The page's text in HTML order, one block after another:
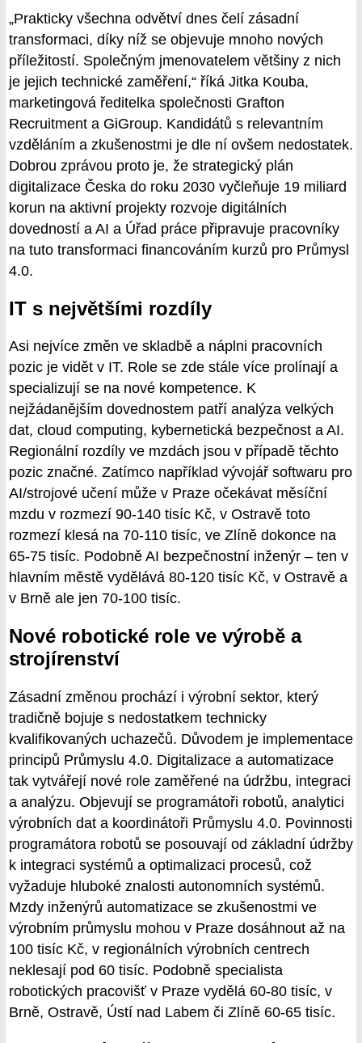
„Prakticky všechna odvětví dnes čelí zásadní
transformaci, díky níž se objevuje mnoho nových
příležitostí. Společným jmenovatelem většiny z nich
je jejich technické zaměření,“ říká Jitka Kouba,
marketingová ředitelka společnosti Grafton
Recruitment a GiGroup. Kandidátů s relevantním
vzděláním a zkušenostmi je dle ní ovšem nedostatek.
Dobrou zprávou proto je, že strategický plán
digitalizace Česka do roku 2030 vyčleňuje 19 miliard
korun na aktivní projekty rozvoje digitálních
dovedností a AI a Úřad práce připravuje pracovníky
na tuto transformaci financováním kurzů pro Průmysl
4.0.
IT s největšími rozdíly
Asi nejvíce změn ve skladbě a náplni pracovních
pozic je vidět v IT. Role se zde stále více prolínají a
specializují se na nové kompetence. K
nejžádanějším dovednostem patří analýza velkých
dat, cloud computing, kybernetická bezpečnost a AI.
Regionální rozdíly ve mzdách jsou v případě těchto
pozic značné. Zatímco například vývojář softwaru pro
AI/strojové učení může v Praze očekávat měsíční
mzdu v rozmezí 90-140 tisíc Kč, v Ostravě toto
rozmezí klesá na 70-110 tisíc, ve Zlíně dokonce na
65-75 tisíc. Podobně AI bezpečnostní inženýr – ten v
hlavním městě vydělává 80-120 tisíc Kč, v Ostravě a
v Brně ale jen 70-100 tisíc.
Nové robotické role ve výrobě a
strojírenství
Zásadní změnou prochází i výrobní sektor, který
tradičně bojuje s nedostatkem technicky
kvalifikovaných uchazečů. Důvodem je implementace
principů Průmyslu 4.0. Digitalizace a automatizace
tak vytvářejí nové role zaměřené na údržbu, integraci
a analýzu. Objevují se programátoři robotů, analytici
výrobních dat a koordinátoři Průmyslu 4.0. Povinnosti
programátora robotů se posouvají od základní údržby
k integraci systémů a optimalizaci procesů, což
vyžaduje hluboké znalosti autonomních systémů.
Mzdy inženýrů automatizace se zkušenostmi ve
výrobním průmyslu mohou v Praze dosáhnout až na
100 tisíc Kč, v regionálních výrobních centrech
neklesají pod 60 tisíc. Podobně specialista
robotických pracovišť v Praze vydělá 60-80 tisíc, v
Brně, Ostravě, Ústí nad Labem či Zlíně 60-65 tisíc.